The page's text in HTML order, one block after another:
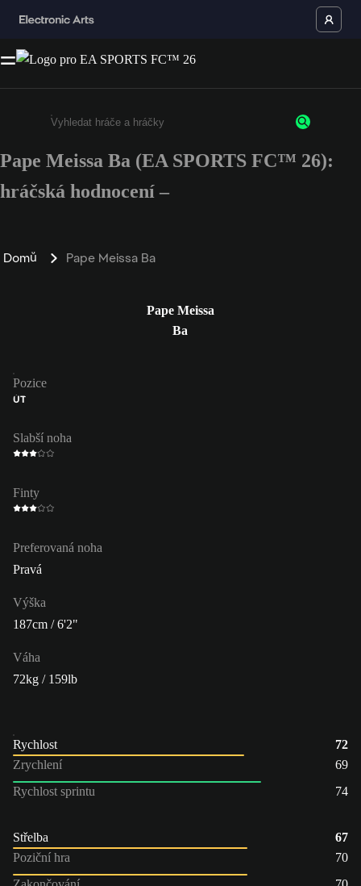
Enter a minimum of 3 characters or numbers
Pape Meissa Ba (EA SPORTS FC™ 26):
hráčská hodnocení –
Domů Pape Meissa Ba
Pape Meissa
Ba
Pozice
ÚT
Slabší noha
Finty
Preferovaná noha
Pravá
Výška
187cm / 6'2"
Váha
72kg / 159lb
Rychlost
72
Zrychlení
69
Rychlost sprintu
74
Střelba
67
Poziční hra
70